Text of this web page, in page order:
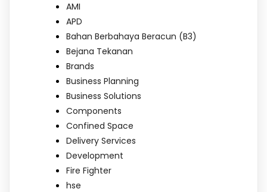
AMI
APD
Bahan Berbahaya Beracun (B3)
Bejana Tekanan
Brands
Business Planning
Business Solutions
Components
Confined Space
Delivery Services
Development
Fire Fighter
hse